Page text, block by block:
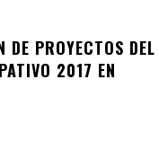
PROYECTOS DEL
2017 EN